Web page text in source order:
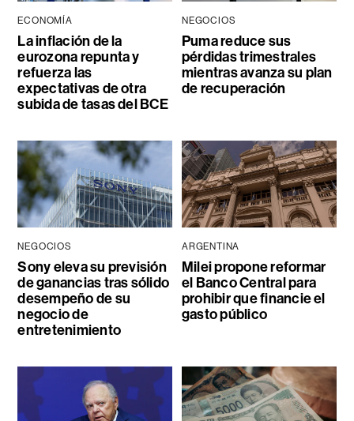
ECONOMÍA
La inflación de la
eurozona repunta y
refuerza las
expectativas de otra
subida de tasas del BCE
NEGOCIOS
Puma reduce sus
pérdidas trimestrales
mientras avanza su plan
de recuperación
NEGOCIOS
Sony eleva su previsión
de ganancias tras sólido
desempeño de su
negocio de
entretenimiento
ARGENTINA
Milei propone reformar
el Banco Central para
prohibir que financie el
gasto público